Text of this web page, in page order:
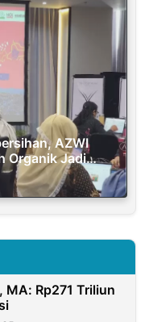
AZWI
Organik Jadi
MA: Rp271 Triliun